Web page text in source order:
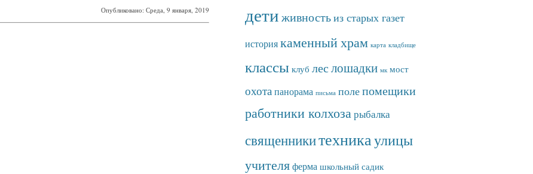
Опубликовано: Среда, 9 января, 2019 детиживностьиз старых газет
историякаменный храм карта кладбище
классы клуб леслошадки мк мост
охота панорама письма полепомещики
работники колхоза рыбалка
священникитехникаулицы
учителяферма школьный садик